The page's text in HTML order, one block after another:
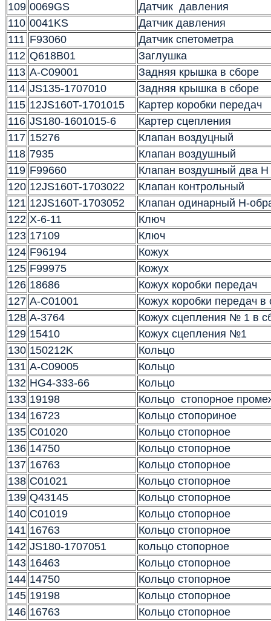
109 0069GS
Датчик давления
110 0041KS
Датчик давления
111 F93060
Датчик спетометра
112 Q618B01
Заглушка
113 A-C09001
Задняя крышка в сборе
114 JS135-1707010
Задняя крышка в сборе
115 12JS160T-1701015
Картер коробки передач
116 JS180-1601015-6
Картер сцепления
117 15276
Клапан воздуцный
118 7935
Клапан воздушный
119 F99660
Клапан воздушный два H
120 12JS160T-1703022
Клапан контрольный
121 12JS160T-1703052
Клапан одинарный Н-
122 X-6-11
Ключ
123 17109
Ключ
124 F96194
Кожух
125 F99975
Кожух
126 18686
Кожух коробки передач
127 A-C01001
Кожух коробки передач
128 A-3764
Кожух сцепления № 1 в
129 15410
Кожух сцепления №1
130 150212K
Кольцо
131 A-C09005
Кольцо
132 HG4-333-66
Кольцо
133 19198
Кольцо стопорное
134 16723
Кольцо стопориное
135 C01020
Кольцо стопорное
136 14750
Кольцо стопорное
137 16763
Кольцо стопорное
138 C01021
Кольцо стопорное
139 Q43145
Кольцо стопорное
140 C01019
Кольцо стопорное
141 16763
Кольцо стопорное
142 JS180-1707051
кольцо стопорное
143 16463
Кольцо стопорное
144 14750
Кольцо стопорное
145 19198
Кольцо стопорное
146 16763
Кольцо стопорное